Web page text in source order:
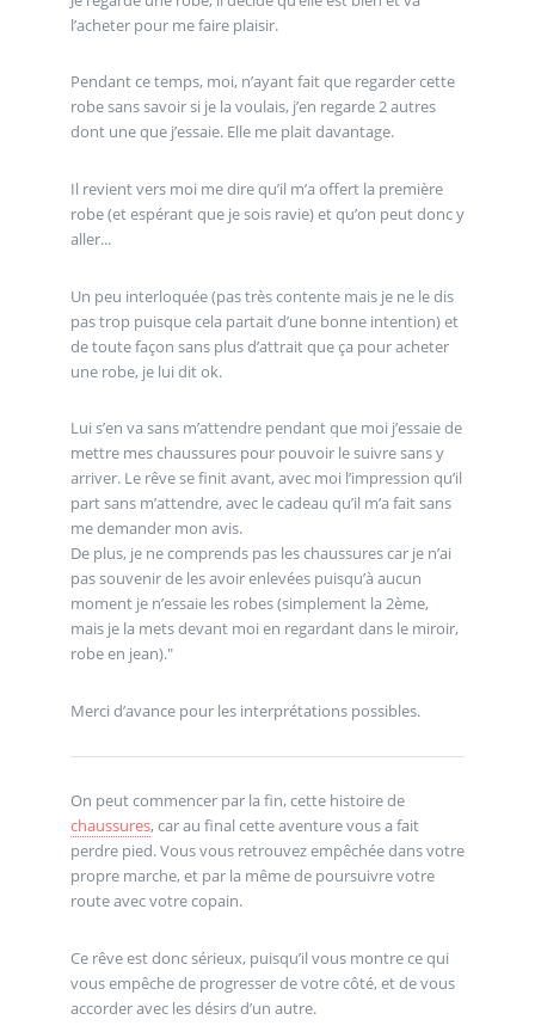
l’acheter pour me faire plaisir.
Pendant ce temps, moi, n’ayant fait que regarder cette
robe sans savoir si je la voulais, j’en regarde 2 autres
dont une que j’essaie. Elle me plait davantage.
Il revient vers moi me dire qu’il m’a offert la première
robe (et espérant que je sois ravie) et qu’on peut donc y
aller...
Un peu interloquée (pas très contente mais je ne le dis
pas trop puisque cela partait d’une bonne intention) et
de toute façon sans plus d’attrait que ça pour acheter
une robe, je lui dit ok.
Lui s’en va sans m’attendre pendant que moi j’essaie de
mettre mes chaussures pour pouvoir le suivre sans y
arriver. Le rêve se finit avant, avec moi l’impression qu’il
part sans m’attendre, avec le cadeau qu’il m’a fait sans
me demander mon avis.
De plus, je ne comprends pas les chaussures car je n’ai
pas souvenir de les avoir enlevées puisqu’à aucun
moment je n’essaie les robes (simplement la 2ème,
mais je la mets devant moi en regardant dans le miroir,
robe en jean)."
Merci d’avance pour les interprétations possibles.
On peut commencer par la fin, cette histoire de
chaussures, car au final cette aventure vous a fait
perdre pied. Vous vous retrouvez empêchée dans votre
propre marche, et par la même de poursuivre votre
route avec votre copain.
Ce rêve est donc sérieux, puisqu’il vous montre ce qui
vous empêche de progresser de votre côté, et de vous
accorder avec les désirs d’un autre.